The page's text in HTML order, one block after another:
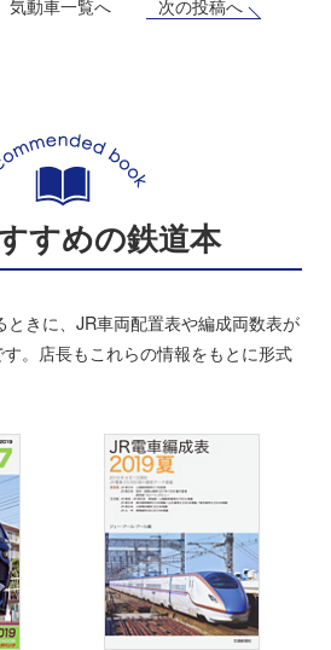
気動車一覧へ
すめの鉄道本
きに、JR車両配置表や編成両数表が
。店長もこれらの情報をもとに形式